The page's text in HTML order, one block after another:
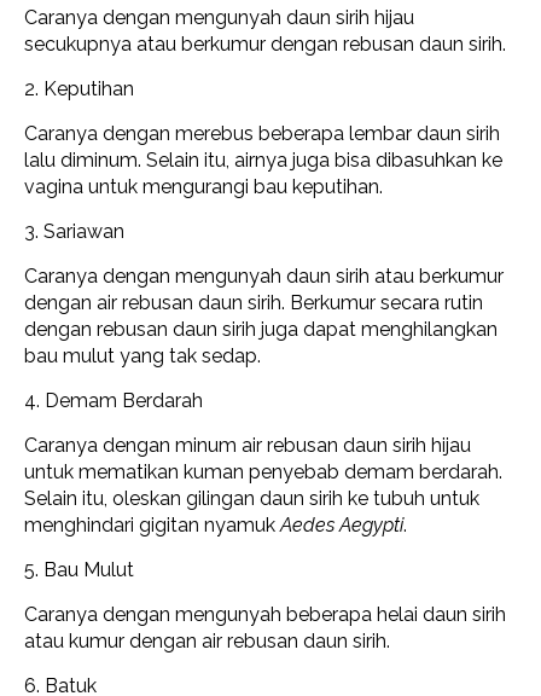
Caranya dengan mengunyah daun sirih hijau
secukupnya atau berkumur dengan rebusan daun sirih.
2. Keputihan
Caranya dengan merebus beberapa lembar daun sirih
lalu diminum. Selain itu, airnya juga bisa dibasuhkan ke
vagina untuk mengurangi bau keputihan.
3. Sariawan
Caranya dengan mengunyah daun sirih atau berkumur
dengan air rebusan daun sirih. Berkumur secara rutin
dengan rebusan daun sirih juga dapat menghilangkan
bau mulut yang tak sedap.
4. Demam Berdarah
Caranya dengan minum air rebusan daun sirih hijau
untuk mematikan kuman penyebab demam berdarah.
Selain itu, oleskan gilingan daun sirih ke tubuh untuk
menghindari gigitan nyamuk Aedes Aegypti.
5. Bau Mulut
Caranya dengan mengunyah beberapa helai daun sirih
atau kumur dengan air rebusan daun sirih.
6. Batuk